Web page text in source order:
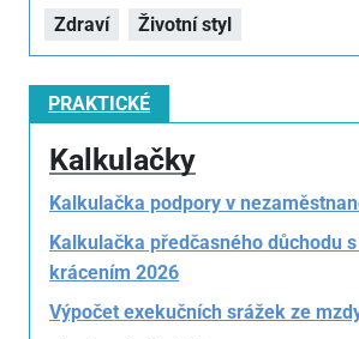
Zdraví
Životní styl
PRAKTICKÉ
Kalkulačky
Kalkulačka podpory v
Kalkulačka předčasného důchodu
krácením 2026
Výpočet exekučních srážek ze